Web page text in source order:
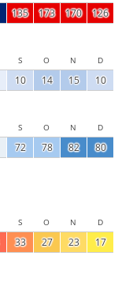
135 173 170 126
S O N D
10 14 15 10
S O N D
72 78 82 80
S O N D
33 27 23 17